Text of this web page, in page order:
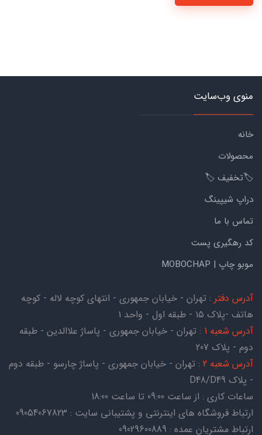
منوی وب‌سایت
خانه
محصولات
🏷️تخفیف 🏷️
دراپ شیپینگ
تماس با ما
کد رهگیری پست
موبو چاپ | MOBOCHAP
آدرس دفتر : تهران - خیابان جمهوری - انتهای کوچه لاله - کوچه
هاتف -پلاک ۱۵ - طبقه اول - واحد ۱
آدرس شعبه 1
: تهران - خیابان جمهوری - پاساژ علاالدین - طبقه
دوم - پلاک 207
آدرس شعبه 2
: تهران - خیابان جمهوری - پاساژ چارسو - طبقه دوم
- پلاک D48/D49
ساعات کاری : از ساعت 09:00 تا ساعت 18:00
ارتباط فروشگاه های اینترنتی و پشتیبانی سایت : 09054067823
ارتباط مشتریان عمده : 09029600889